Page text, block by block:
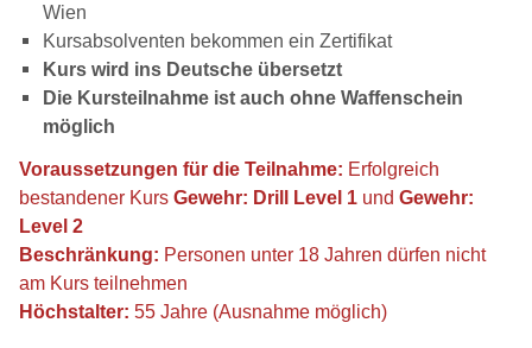
Wien
Kursabsolventen bekommen ein Zertifikat
Kurs wird ins Deutsche übersetzt
Die Kursteilnahme ist auch ohne Waffenschein
möglich
Voraussetzungen für die Teilnahme: Erfolgreich
bestandener Kurs Gewehr: Drill Level 1 und Gewehr:
Level 2
Beschränkung: Personen unter 18 Jahren dürfen nicht
am Kurs teilnehmen
Höchstalter: 55 Jahre (Ausnahme möglich)